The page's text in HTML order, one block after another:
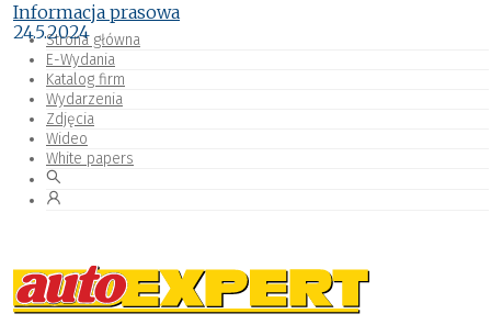
Strona główna
E-Wydania
Katalog firm
Wydarzenia
Zdjęcia
Wideo
White papers
Informacja prasowa
24.5.2024